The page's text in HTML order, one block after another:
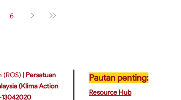
6
| Persatuan
(Klima Action
Pautan penting:
Resource Hub